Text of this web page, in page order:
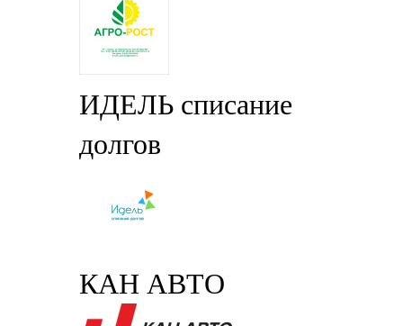
ИДЕЛЬ списание
долгов
КАН АВТО